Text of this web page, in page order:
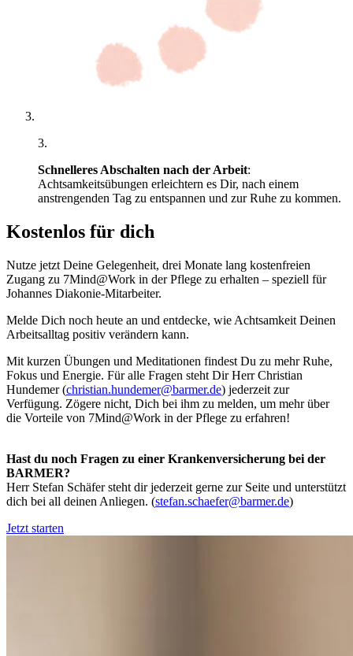
3.
Schnelleres Abschalten nach der Arbeit:
Achtsamkeitsübungen erleichtern es Dir, nach einem
anstrengenden Tag zu entspannen und zur Ruhe zu kommen.
Kostenlos für dich
Nutze jetzt Deine Gelegenheit, drei Monate lang kostenfreien
Zugang zu 7Mind@Work in der Pflege zu erhalten – speziell für
Johannes Diakonie-Mitarbeiter.
Melde Dich noch heute an und entdecke, wie Achtsamkeit Deinen
Arbeitsalltag positiv verändern kann.
Mit kurzen Übungen und Meditationen findest Du zu mehr Ruhe,
Fokus und Energie. Für alle Fragen steht Dir Herr Christian
Hundemer (christian.hundemer@barmer.de) jederzeit zur
Verfügung. Zögere nicht, Dich bei ihm zu melden, um mehr über
die Vorteile von 7Mind@Work in der Pflege zu erfahren!
Hast du noch Fragen zu einer Krankenversicherung bei der
BARMER?
Herr Stefan Schäfer steht dir jederzeit gerne zur Seite und unterstützt
dich bei all deinen Anliegen. (stefan.schaefer@barmer.de)
Jetzt starten